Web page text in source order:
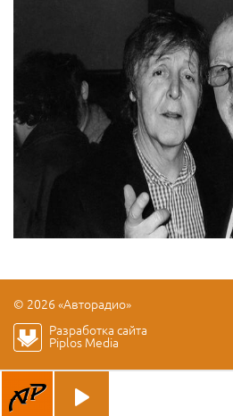
© 2026 «Авторадио»
Разработка сайта
Piplos Media